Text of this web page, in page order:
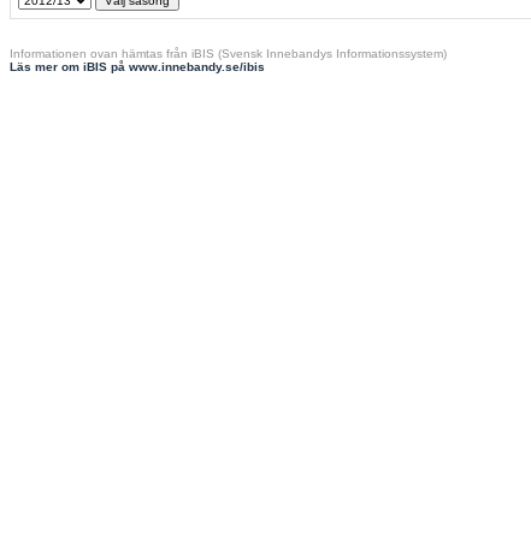
Informationen ovan hämtas från iBIS (Svensk Innebandys Informationssystem)
Läs mer om iBIS på www.innebandy.se/ibis